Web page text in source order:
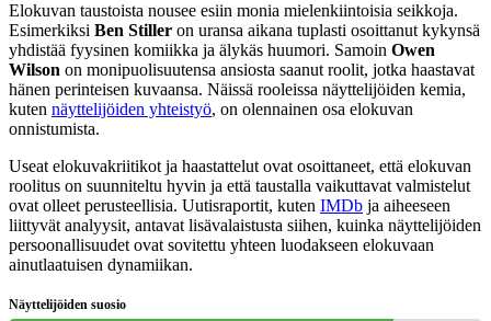
Elokuvan taustoista nousee esiin monia mielenkiintoisia seikkoja.
Esimerkiksi Ben Stiller on uransa aikana tuplasti osoittanut kykynsä
yhdistää fyysinen komiikka ja älykäs huumori. Samoin Owen
Wilson on monipuolisuutensa ansiosta saanut roolit, jotka haastavat
hänen perinteisen kuvaansa. Näissä rooleissa näyttelijöiden kemia,
kuten näyttelijöiden yhteistyö, on olennainen osa elokuvan
onnistumista.
Useat elokuvakriitikot ja haastattelut ovat osoittaneet, että elokuvan
roolitus on suunniteltu hyvin ja että taustalla vaikuttavat valmistelut
ovat olleet perusteellisia. Uutisraportit, kuten IMDb ja aiheeseen
liittyvät analyysit, antavat lisävalaistusta siihen, kuinka näyttelijöiden
persoonallisuudet ovat sovitettu yhteen luodakseen elokuvaan
ainutlaatuisen dynamiikan.
Näyttelijöiden suosio